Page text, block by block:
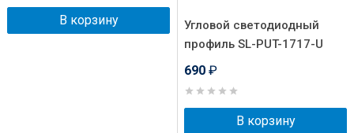
В корзину
Угловой светодиодный
профиль SL-PUT-1717-U
690 ₽
В корзину